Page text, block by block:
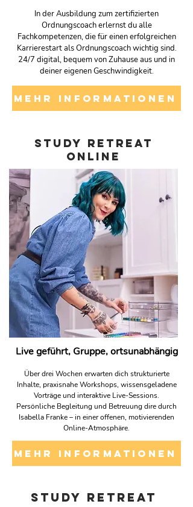
In der Ausbildung zum zertifizierten
Ordnungscoach erlernst du alle
Fachkompetenzen, die für einen erfolgreichen
Karrierestart als Ordnungscoach wichtig sind.
24/7 digital, bequem von Zuhause aus und in
deiner eigenen Geschwindigkeit.
MEHR INFORMATIONEN
STUDY RETREAT
onlinE
Live geführt, Gruppe, ortsunabhängig
Über drei Wochen erwarten dich strukturierte
Inhalte, praxisnahe Workshops, wissensgeladene
Vorträge und interaktive Live-Sessions.
Persönliche Begleitung und Betreuung dire durch
Isabella Franke – in einer offenen, motivierenden
Online-Atmosphäre.
MEHR INFORMATIONEN
study retreat